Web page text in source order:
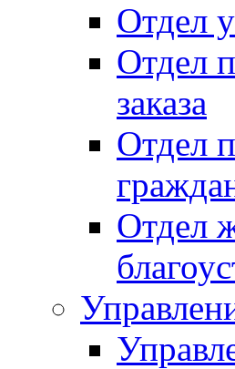
Отдел
Отдел
заказа
Отдел
Отдел